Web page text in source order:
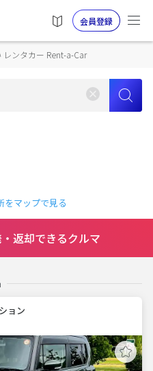
会員登録
ンタカー Rent-a-Car
をマップで見る
返却できるクルマ
ョン